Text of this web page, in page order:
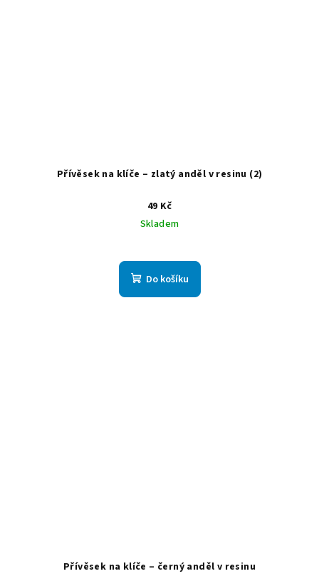
Přívěsek na klíče – zlatý anděl v resinu (2)
49 Kč
Skladem
Do košíku
Přívěsek na klíče – černý anděl v resinu